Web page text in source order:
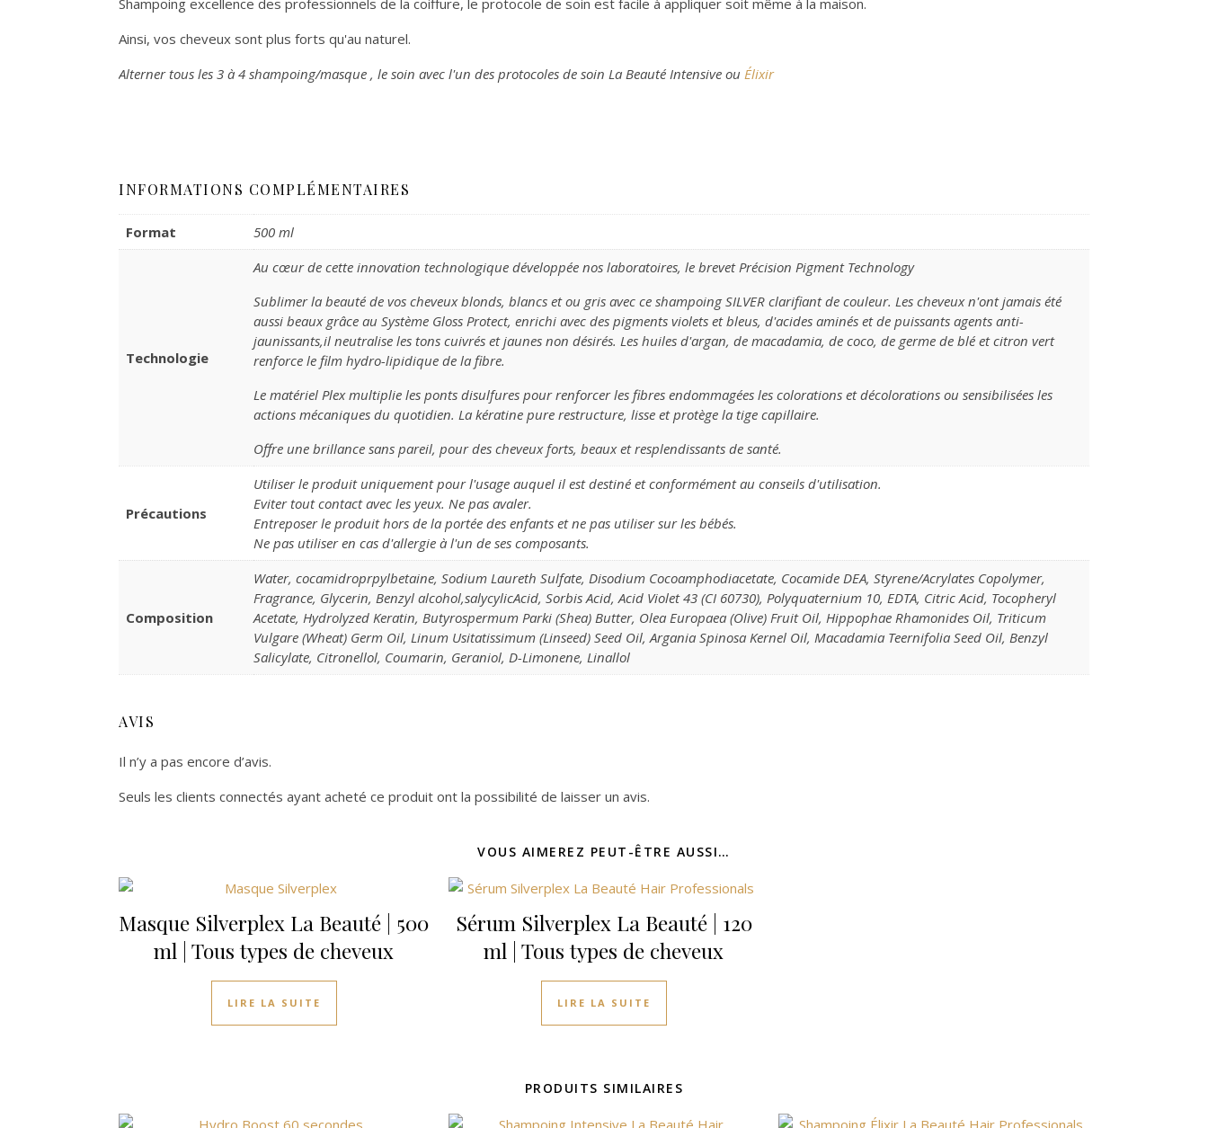
Shampoing excellence des professionnels de la coiffure, le protocole de soin est facile à appliquer soit même à la maison.
Ainsi, vos cheveux sont plus forts qu'au naturel.
Alterner tous les 3 à 4 shampoing/masque , le soin avec l'un des protocoles de soin La Beauté Intensive ou Élixir
INFORMATIONS COMPLÉMENTAIRES
Format 500 ml
Technologie
Au cœur de cette innovation technologique développée nos laboratoires, le brevet Précision Pigment Technology
Sublimer la beauté de vos cheveux blonds, blancs et ou gris avec ce shampoing SILVER clarifiant de couleur. Les cheveux n'ont jamais été
aussi beaux grâce au Système Gloss Protect, enrichi avec des pigments violets et bleus, d'acides aminés et de puissants agents anti-
jaunissants,il neutralise les tons cuivrés et jaunes non désirés. Les huiles d'argan, de macadamia, de coco, de germe de blé et citron vert
renforce le film hydro-lipidique de la fibre.
Le matériel Plex multiplie les ponts disulfures pour renforcer les fibres endommagées les colorations et décolorations ou sensibilisées les
actions mécaniques du quotidien. La kératine pure restructure, lisse et protège la tige capillaire.
Offre une brillance sans pareil, pour des cheveux forts, beaux et resplendissants de santé.
Précautions
Utiliser le produit uniquement pour l'usage auquel il est destiné et conformément au conseils d'utilisation.
Eviter tout contact avec les yeux. Ne pas avaler.
Entreposer le produit hors de la portée des enfants et ne pas utiliser sur les bébés.
Ne pas utiliser en cas d'allergie à l'un de ses composants.
Composition
Water, cocamidroprpylbetaine, Sodium Laureth Sulfate, Disodium Cocoamphodiacetate, Cocamide DEA, Styrene/Acrylates Copolymer,
Fragrance, Glycerin, Benzyl alcohol,salycylicAcid, Sorbis Acid, Acid Violet 43 (CI 60730), Polyquaternium 10, EDTA, Citric Acid, Tocopheryl
Acetate, Hydrolyzed Keratin, Butyrospermum Parki (Shea) Butter, Olea Europaea (Olive) Fruit Oil, Hippophae Rhamonides Oil, Triticum
Vulgare (Wheat) Germ Oil, Linum Usitatissimum (Linseed) Seed Oil, Argania Spinosa Kernel Oil, Macadamia Teernifolia Seed Oil, Benzyl
Salicylate, Citronellol, Coumarin, Geraniol, D-Limonene, Linallol
AVIS
Il n’y a pas encore d’avis.
Seuls les clients connectés ayant acheté ce produit ont la possibilité de laisser un avis.
VOUS AIMEREZ PEUT-ÊTRE AUSSI…
Masque Silverplex La Beauté | 500
ml | Tous types de cheveux
LIRE LA SUITE
Sérum Silverplex La Beauté | 120
ml | Tous types de cheveux
LIRE LA SUITE
PRODUITS SIMILAIRES